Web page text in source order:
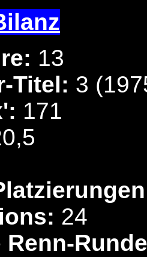
13
Titel: 3
171
24